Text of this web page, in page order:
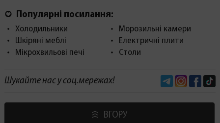
Популярні посилання:
Холодильники
Шкіряні меблі
Мікрохвильові печі
Морозильні камери
Електричні плити
Столи
Шукайте нас у соц.мережах! TelegramInstagram
ВГОРУ